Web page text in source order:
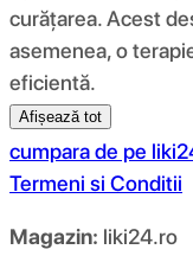
curățarea. Acest
asemenea, o
eficientă.
Afișează tot
cumpara de pe
Termeni si Conditii
Magazin: liki24.ro